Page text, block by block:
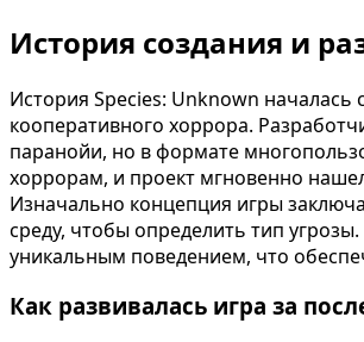
История создания и
История Species: Unknown
кооперативного хоррора.
паранойи, но в формате
хоррорам, и проект мгновенно
Изначально концепция игры
среду, чтобы определить тип
уникальным поведением, что
Как развивалась игра за